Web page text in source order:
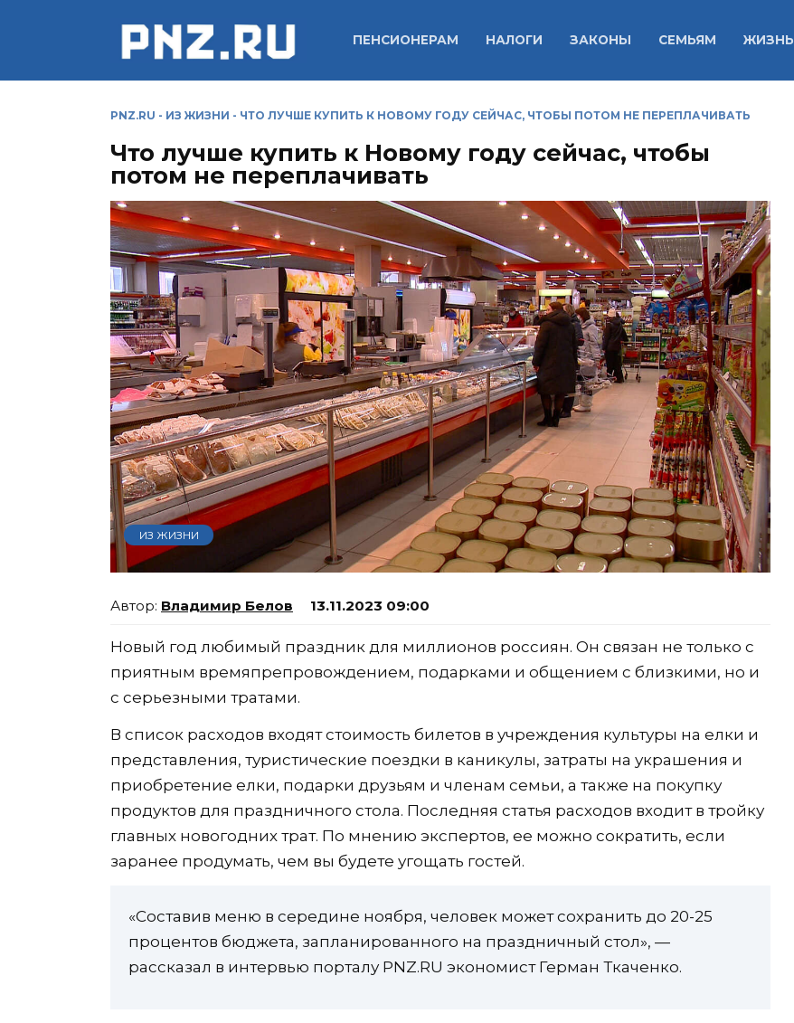
ПЕНСИОНЕРАМ НАЛОГИ ЗАКОНЫ СЕМЬЯМ ЖИЗНЬ
PNZ.RU - ИЗ ЖИЗНИ - ЧТО ЛУЧШЕ КУПИТЬ К НОВОМУ ГОДУ СЕЙЧАС, ЧТОБЫ ПОТОМ НЕ ПЕРЕПЛАЧИВАТЬ
Что лучше купить к Новому году сейчас, чтобы
потом не переплачивать
ИЗ ЖИЗНИ
Владимир Белов 13.11.2023 09:00
Новый год любимый праздник для миллионов россиян. Он связан не только с
приятным времяпрепровождением, подарками и общением с близкими, но и
с серьезными тратами.
В список расходов входят стоимость билетов в учреждения культуры на елки и
представления, туристические поездки в каникулы, затраты на украшения и
приобретение елки, подарки друзьям и членам семьи, а также на покупку
продуктов для праздничного стола. Последняя статья расходов входит в тройку
главных новогодних трат. По мнению экспертов, ее можно сократить, если
заранее продумать, чем вы будете угощать гостей.
«Составив меню в середине ноября, человек может сохранить до 20-25
процентов бюджета, запланированного на праздничный стол», —
рассказал в интервью порталу PNZ.RU экономист Герман Ткаченко.